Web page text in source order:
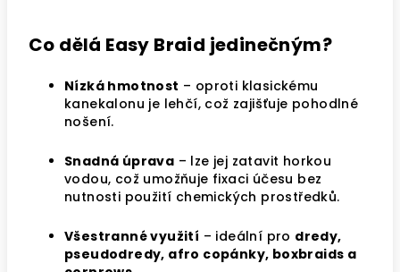
Co dělá Easy Braid jedinečným?
Nízká hmotnost – oproti klasickému
kanekalonu je lehčí, což zajišťuje pohodlné
nošení.
Snadná úprava – lze jej zatavit horkou
vodou, což umožňuje fixaci účesu bez
nutnosti použití chemických prostředků.
Všestranné využití – ideální pro dredy,
pseudodredy, afro copánky, boxbraids a